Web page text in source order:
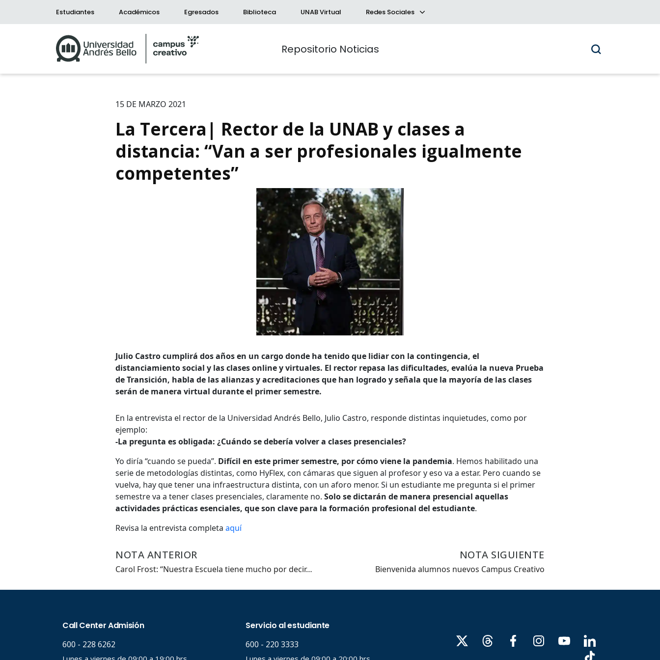
Estudiantes Académicos Egresados Biblioteca UNAB Virtual Redes Sociales
Repositorio Noticias
15 DE MARZO 2021
La Tercera| Rector de la UNAB y clases a
distancia: “Van a ser profesionales igualmente
competentes”
Julio Castro cumplirá dos años en un cargo donde ha tenido que lidiar con la contingencia, el
distanciamiento social y las clases online y virtuales. El rector repasa las dificultades, evalúa la nueva Prueba
de Transición, habla de las alianzas y acreditaciones que han logrado y señala que la mayoría de las clases
serán de manera virtual durante el primer semestre.
En la entrevista el rector de la Universidad Andrés Bello, Julio Castro, responde distintas inquietudes, como por
ejemplo:
-La pregunta es obligada: ¿Cuándo se debería volver a clases presenciales?
Yo diría “cuando se pueda”. Difícil en este primer semestre, por cómo viene la pandemia. Hemos habilitado una
serie de metodologías distintas, como HyFlex, con cámaras que siguen al profesor y eso va a estar. Pero cuando se
vuelva, hay que tener una infraestructura distinta, con un aforo menor. Si un estudiante me pregunta si el primer
semestre va a tener clases presenciales, claramente no.Solo se dictarán de manera presencial aquellas
actividades prácticas esenciales, que son clave para la formación profesional del estudiante.
Revisa la entrevista completaaquí
NOTA ANTERIOR
Carol Frost: “Nuestra Escuela tiene mucho por decir…
NOTA SIGUIENTE
Bienvenida alumnos nuevos Campus Creativo
Búsqueda Avanzada
Palabra clave
Hasta...